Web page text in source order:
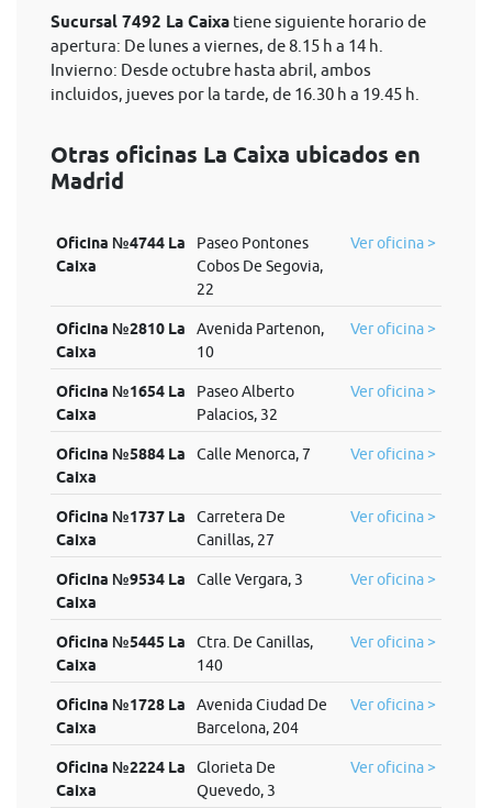
Sucursal 7492 La Caixa tiene siguiente horario de
apertura: De lunes a viernes, de 8.15 h a 14 h.
Invierno: Desde octubre hasta abril, ambos
incluidos, jueves por la tarde, de 16.30 h a 19.45 h.
Otras oficinas La Caixa ubicados en
Madrid
Oficina №4744 La
Caixa
Paseo Pontones
Cobos De Segovia,
22
Ver oficina >
Oficina №2810 La
Caixa
Avenida Partenon,
10
Ver oficina >
Oficina №1654 La
Caixa
Paseo Alberto
Palacios, 32
Ver oficina >
Oficina №5884 La
Caixa
Calle Menorca, 7 Ver oficina >
Oficina №1737 La
Caixa
Carretera De
Canillas, 27
Ver oficina >
Oficina №9534 La
Caixa
Calle Vergara, 3 Ver oficina >
Oficina №5445 La
Caixa
Ctra. De Canillas,
140
Ver oficina >
Oficina №1728 La
Caixa
Avenida Ciudad De
Barcelona, 204
Ver oficina >
Oficina №2224 La
Caixa
Glorieta De
Quevedo, 3
Ver oficina >